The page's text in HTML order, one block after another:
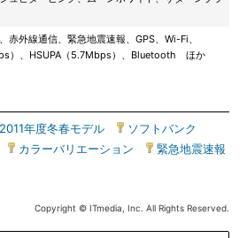
赤外線通信、緊急地震速報、GPS、Wi-Fi、
）、HSUPA（5.7Mbps）、Bluetooth ほか
年度冬春モデル ソフトバンク
カラーバリエーション
緊急地震速報
Copyright © ITmedia, Inc. All Rights Reserved.